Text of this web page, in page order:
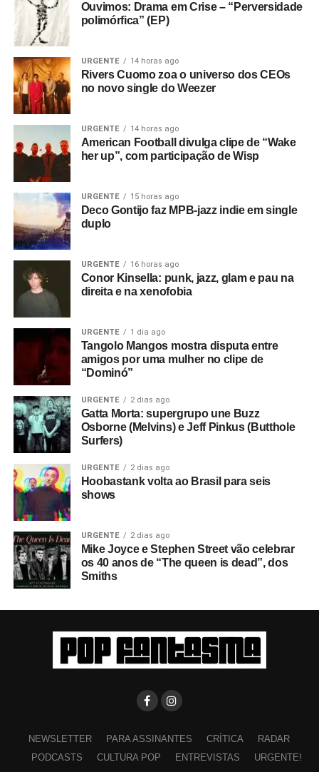
Ouvimos: Drama em Crise – “Perversidade
polimórfica” (EP)
URGENTE 14 horas ago
Rivers Cuomo zoa o universo dos CEOs
no novo single do Weezer
URGENTE 14 horas ago
American Football divulga clipe de “Wake
her up”, com participação de Wisp
URGENTE 15 horas ago
Deco Gontijo faz MPB-jazz indie em single
duplo
URGENTE 16 horas ago
Conor Kinsella: punk, jazz, glam e pau na
direita e na xenofobia
URGENTE 1 dia ago
Tangolo Mangos mostra disputa entre
amigos por uma mulher no clipe de
“Dominó”
URGENTE 2 dias ago
Gatta Morta: supergrupo une Buzz
Osborne (Melvins) e Jeff Pinkus (Butthole
Surfers)
URGENTE 2 dias ago
Hoobastank volta ao Brasil para seis
shows
URGENTE 2 dias ago
Mike Joyce e Stephen Street vão celebrar
os 40 anos de “The queen is dead”, dos
Smiths
NEWSLETTER PARA ASSINANTES CRÍTICA
RADAR
PODCASTS
CULTURA POP ENTREVISTAS
URGENTE!